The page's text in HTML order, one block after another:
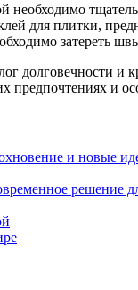
необходимо
для плитки,
затереть
долговечности и
предпочтениях и
и новые
решение